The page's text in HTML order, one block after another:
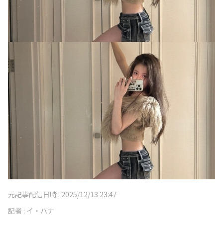
元記事配信日時 : 2025/12/13 23:47
記者 : イ・ハナ